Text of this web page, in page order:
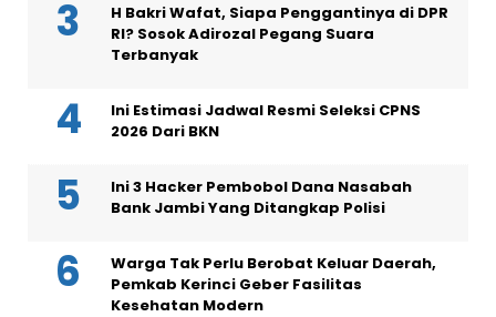
H Bakri Wafat, Siapa Penggantinya di DPR
RI? Sosok Adirozal Pegang Suara
Terbanyak
Ini Estimasi Jadwal Resmi Seleksi CPNS
2026 Dari BKN
Ini 3 Hacker Pembobol Dana Nasabah
Bank Jambi Yang Ditangkap Polisi
Warga Tak Perlu Berobat Keluar Daerah,
Pemkab Kerinci Geber Fasilitas
Kesehatan Modern